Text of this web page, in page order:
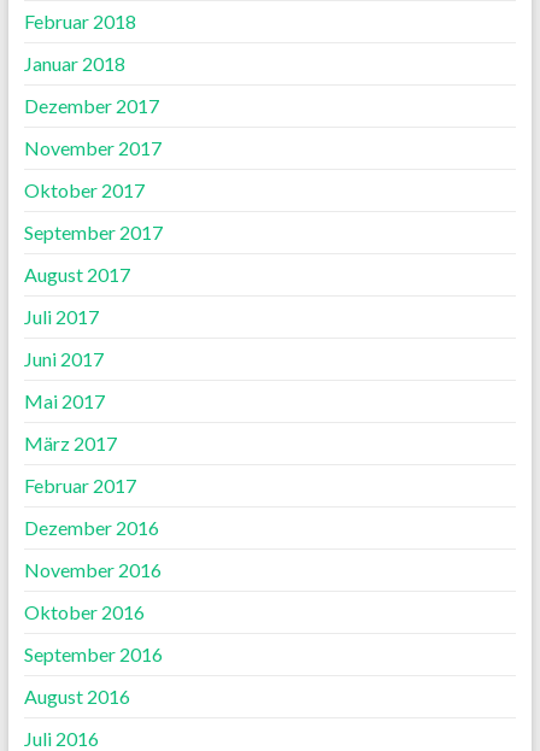
Februar 2018
Januar 2018
Dezember 2017
November 2017
Oktober 2017
September 2017
August 2017
Juli 2017
Juni 2017
Mai 2017
März 2017
Februar 2017
Dezember 2016
November 2016
Oktober 2016
September 2016
August 2016
Juli 2016